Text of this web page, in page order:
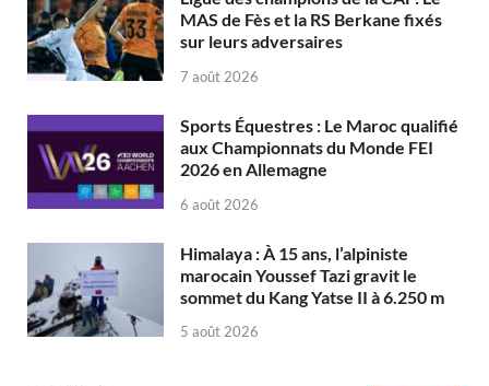
MAS de Fès et la RS Berkane fixés
sur leurs adversaires
7 août 2026
Sports Équestres : Le Maroc qualifié
aux Championnats du Monde FEI
2026 en Allemagne
6 août 2026
Himalaya : À 15 ans, l’alpiniste
marocain Youssef Tazi gravit le
sommet du Kang Yatse II à 6.250 m
5 août 2026